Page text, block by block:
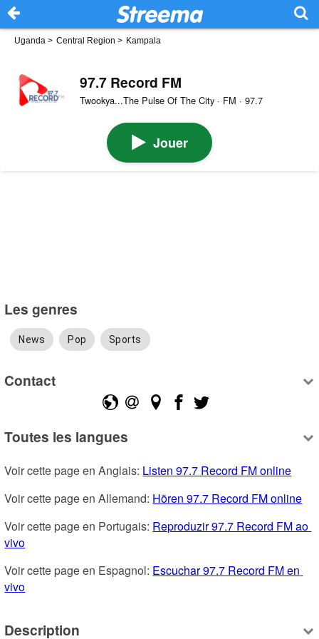
Uganda > Central Region > Kampala
97.7 Record FM
Twookya...The Pulse Of The City · FM · 97.7
Jouer
Les genres
News Pop Sports
Contact
Toutes les langues
Voir cette page en Anglais: Listen 97.7 Record FM online
Voir cette page en Allemand: Hören 97.7 Record FM online
Voir cette page en Portugais: Reproduzir 97.7 Record FM ao
vivo
Voir cette page en Espagnol: Escuchar 97.7 Record FM en
vivo
Description